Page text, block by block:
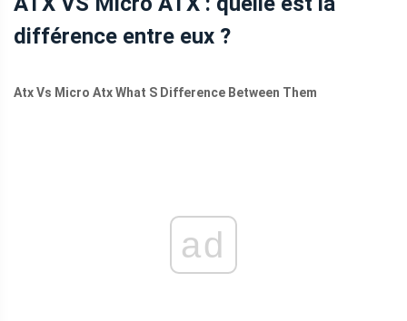
différence entre eux ?
Atx Vs Micro Atx What S Difference Between Them
ad